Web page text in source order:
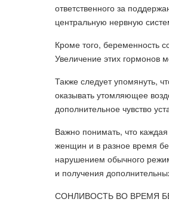
ответственного за
центральную нервную
Кроме того, беременность
Увеличение этих гормонов
Также следует упомянуть,
оказывать утомляющее
дополнительное чувство
Важно понимать, что
женщин и в разное время
нарушением обычного
и получения
СОНЛИВОСТЬ ВО ВРЕМЯ